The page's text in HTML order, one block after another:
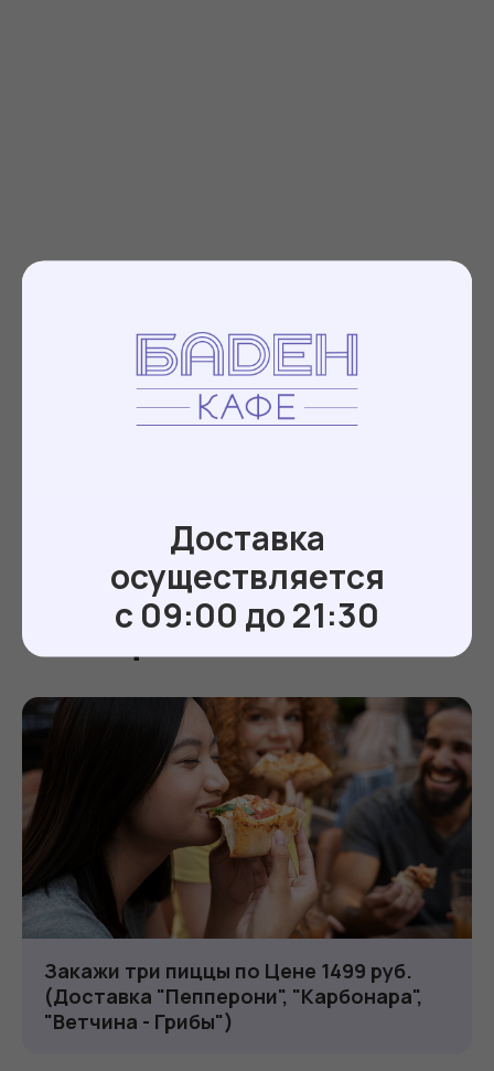
Акции
Закажи три пиццы по Цене 1499 руб.
(Доставка "Пепперони", "Карбонара",
"Ветчина - Грибы")
Доставка
осуществляется
с 09:00 до 21:30